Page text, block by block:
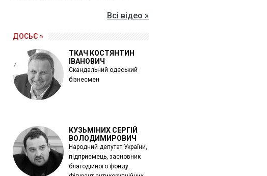
Всі відео »
ДОСЬЄ »
ТКАЧ КОСТЯНТИН
ІВАНОВИЧ
Скандальний одеський
бізнесмен
КУЗЬМІНИХ СЕРГІЙ
ВОЛОДИМИРОВИЧ
Народний депутат України,
підприємець, засновник
благодійного фонду.